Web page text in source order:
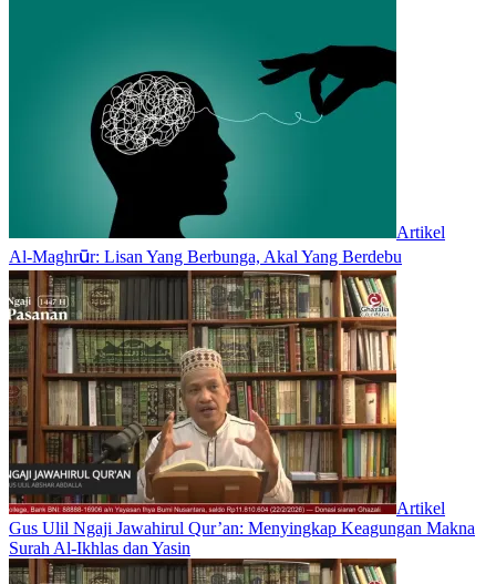
Artikel
Al-Maghrūr: Lisan Yang Berbunga, Akal Yang Berdebu
Artikel
Gus Ulil Ngaji Jawahirul Qur’an: Menyingkap Keagungan Makna
Surah Al-Ikhlas dan Yasin